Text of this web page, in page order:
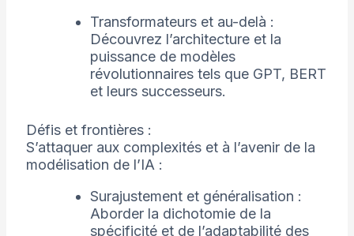
Transformateurs et au-delà :
Découvrez l’architecture et la
puissance de modèles
révolutionnaires tels que GPT, BERT
et leurs successeurs.
Défis et frontières :
S’attaquer aux complexités et à l’avenir de la
modélisation de l’IA :
Surajustement et généralisation :
Aborder la dichotomie de la
spécificité et de l’adaptabilité des